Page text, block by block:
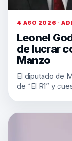
4 AGO 2026 ·
Leonel
de lucrar
Manzo
El diputado de
de “El R1” y